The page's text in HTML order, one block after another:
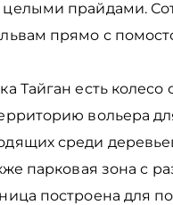
прайдами.
прямо с
Тайган есть
вольера
среди
парковая зона с
построена для